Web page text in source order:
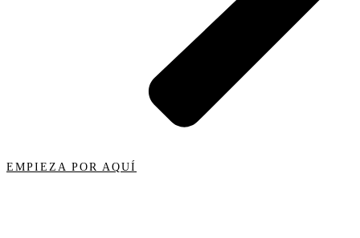
EMPIEZA POR AQUÍ